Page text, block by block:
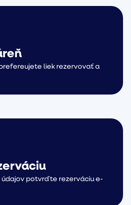
liek rezervovať a
údajov potvrďte rezerváciu e-